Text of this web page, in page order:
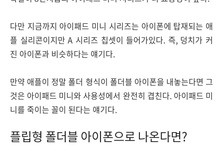
다만 지금까지 아이패드 미니 시리즈는 아이폰에 탑재되는 애
플 실리콘이지만 A 시리즈 칩셋이 들어가있다. 즉, 덩치가 커
진 아이폰과 비슷하다는 얘기다.
만약 애플이 정말 폴더 형식이 폴더블 아이폰을 내놓는다면 그
것은 아이패드 미니와 사용성에서 완전히 겹친다. 아이패드 미
니를 죽이는 꼴이 된다는 얘기다.
플립형 폴더블 아이폰으로 나온다면?